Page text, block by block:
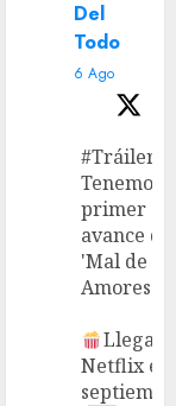
Del
Todo
6 Ago
#Tráiler
Tenemos
primer
avance de
'Mal de
Amores'.
Llega a
Netflix en